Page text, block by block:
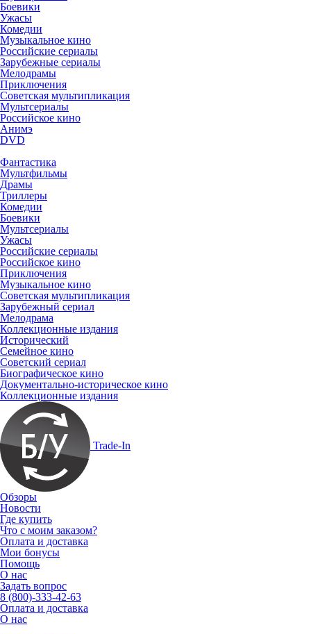
Боевики
Ужасы
Комедии
Музыкальное кино
Российские сериалы
Зарубежные сериалы
Мелодрамы
Приключения
Советская мультипликация
Мультсериалы
Российское кино
Анимэ
DVD
Фантастика
Мультфильмы
Драмы
Триллеры
Комедии
Боевики
Мультсериалы
Ужасы
Российские сериалы
Российское кино
Приключения
Музыкальное кино
Советская мультипликация
Зарубежный сериал
Мелодрама
Коллекционные издания
Исторический
Семейное кино
Советский сериал
Биографическое кино
Документально-историческое кино
Коллекционные издания
Trade-In
Обзоры
Новости
Где купить
Что с моим заказом?
Оплата и доставка
Мои бонусы
Помощь
О нас
Задать вопрос
8 (800)-333-42-63
Оплата и доставка
О нас